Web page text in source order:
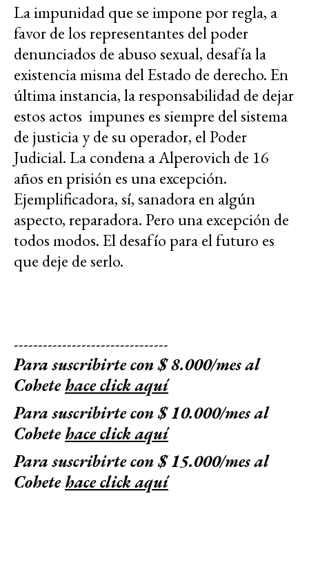
La impunidad que se impone por regla, a
favor de los representantes del poder
denunciados de abuso sexual, desafía la
existencia misma del Estado de derecho. En
última instancia, la responsabilidad de dejar
estos actos impunes es siempre del sistema
de justicia y de su operador, el Poder
Judicial. La condena a Alperovich de 16
años en prisión es una excepción.
Ejemplificadora, sí, sanadora en algún
aspecto, reparadora. Pero una excepción de
todos modos. El desafío para el futuro es
que deje de serlo.
--------------------------------
Para suscribirte con $ 8.000/mes al
Cohetehace click aquí
Para suscribirte con $ 10.000/mes al
Cohetehace click aquí
Para suscribirte con $ 15.000/mes al
Cohetehace click aquí